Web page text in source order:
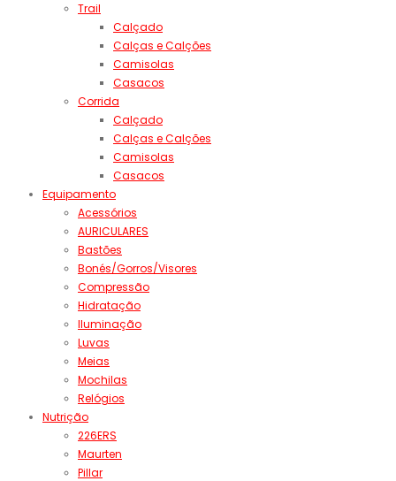
Trail
Calçado
Calças e Calções
Camisolas
Casacos
Corrida
Calçado
Calças e Calções
Camisolas
Casacos
Equipamento
Acessórios
AURICULARES
Bastões
Bonés/Gorros/Visores
Compressão
Hidratação
Iluminação
Luvas
Meias
Mochilas
Relógios
Nutrição
226ERS
Maurten
Pillar